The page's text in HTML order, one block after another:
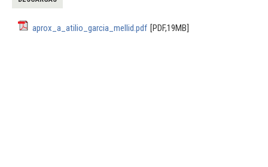
aprox_a_atilio_garcia_mellid.pdf [PDF,19MB]